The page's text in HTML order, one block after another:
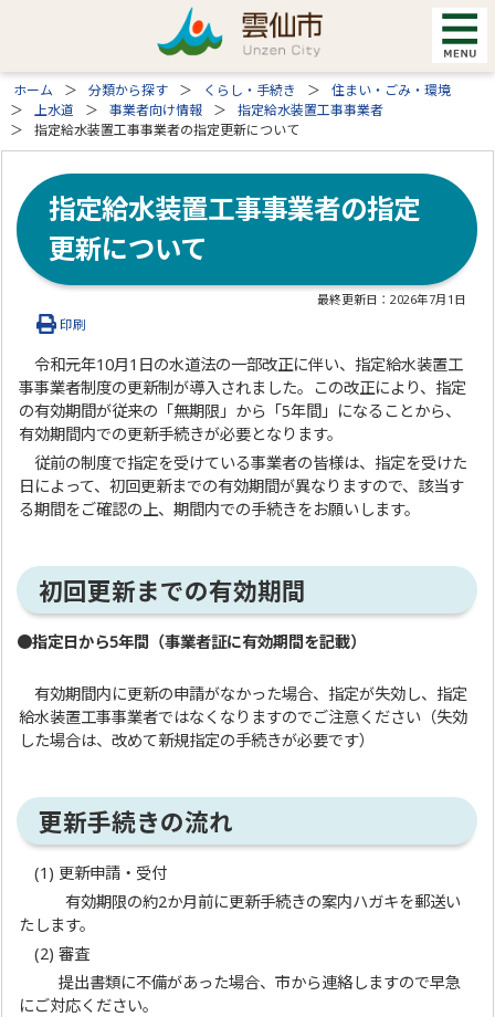
ホーム 分類から探す くらし・手続き
住まい・ごみ・環境
上水道
事業者向け情報
指定給水装置工事事業者
指定給水装置工事事業者の指定更新について
指定給水装置工事事業者の指定
更新について
最終更新日：2026年7月1日
印刷
令和元年10月1日の水道法の一部改正に伴い、指定給水装置工
事事業者制度の更新制が導入されました。この改正により、指定
の有効期間が従来の「無期限」から「5年間」になることから、
有効期間内での更新手続きが必要となります。
従前の制度で指定を受けている事業者の皆様は、指定を受けた
日によって、初回更新までの有効期間が異なりますので、該当す
る期間をご確認の上、期間内での手続きをお願いします。
初回更新までの有効期間
●指定日から5年間（事業者証に有効期間を記載）
有効期間内に更新の申請がなかった場合、指定が失効し、指定
給水装置工事事業者ではなくなりますのでご注意ください（失効
した場合は、改めて新規指定の手続きが必要です）
更新手続きの流れ
(1) 更新申請・受付
有効期限の約2か月前に更新手続きの案内ハガキを郵送い
たします。
(2) 審査
提出書類に不備があった場合、市から連絡しますので早急
にご対応ください。